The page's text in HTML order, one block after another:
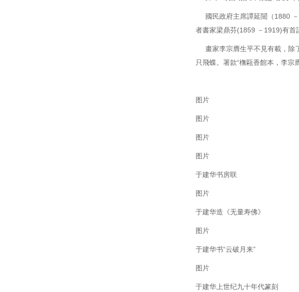
國民政府主席譚延闓（1880 －
者書家梁鼎芬(1859 －1919)有首
畫家李宗膺生平不見有載，除
只飛蝶。署款“橅甌香館本，李宗
图片
图片
图片
图片
于建华书房联
图片
于建华造《无量寿佛》
图片
于建华书“云破月来”
图片
于建华上世纪九十年代篆刻